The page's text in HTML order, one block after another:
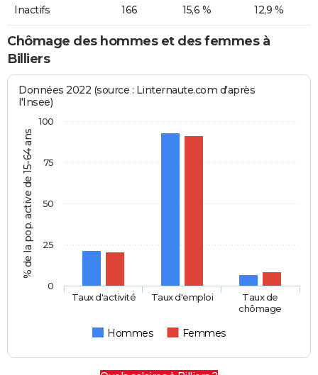
Inactifs 166 15,6 % 12,9 %
Chômage des hommes et des femmes à
Billiers
% de la pop. active de 15-64 ans
Données 2022 (source : Linternaute.com d'après
l'Insee)
Hommes Femmes
Taux d'activité Taux d'emploi
Taux de
chômage
0
25
50
75
100